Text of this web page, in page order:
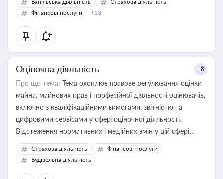
Банківська діяльність
Страхова діяльність
Фінансові послуги
+13
Оціночна діяльність +8
Про що тема: Тема охоплює правове регулювання оцінки
майна, майнових прав і професійної діяльності оцінювачів,
включно з кваліфікаційними вимогами, звітністю та
цифровими сервісами у сфері оціночної діяльності.
Відстеження нормативних і медійних змін у цій сфері
корисне для власника бізнесу, керівника, юриста або
бухгалтера під час оподаткування, приватизації, оренди
державного майна, корпоративних угод і перевірки
Страхова діяльність
Фінансові послуги
Будівельна діяльність